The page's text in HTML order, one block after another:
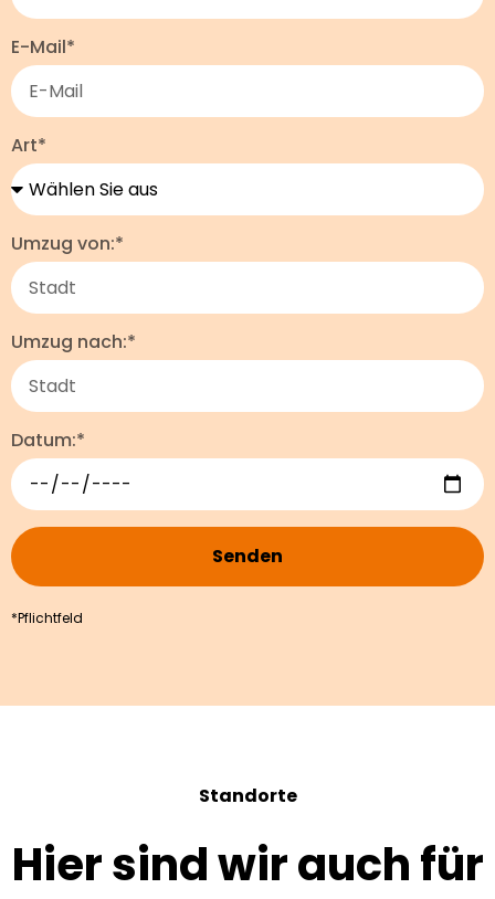
E-Mail*
Art*
Umzug von:*
Umzug nach:*
Datum:*
Senden
*Pflichtfeld
Standorte
Hier sind wir auch für